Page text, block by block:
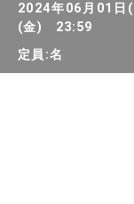
2024年06月01
(金) 23:59
定員:名